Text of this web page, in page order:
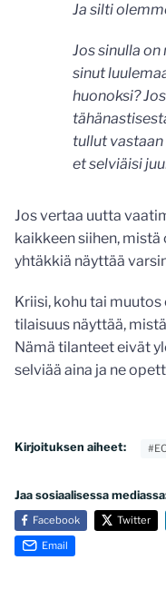
Ja silti
Jos sinulla on
sinut
huonoksi?
tullut vastaan
et selviäisi
Jos vertaa uutta
kaikkeen siihen, mistä
yhtäkkiä näyttää
Kriisi, kohu tai muutos
tilaisuus näyttää,
Nämä tilanteet eivät
selviää aina ja ne
Kirjoituksen aiheet:
Jaa sosiaalisessa
Facebook Twitter
Email